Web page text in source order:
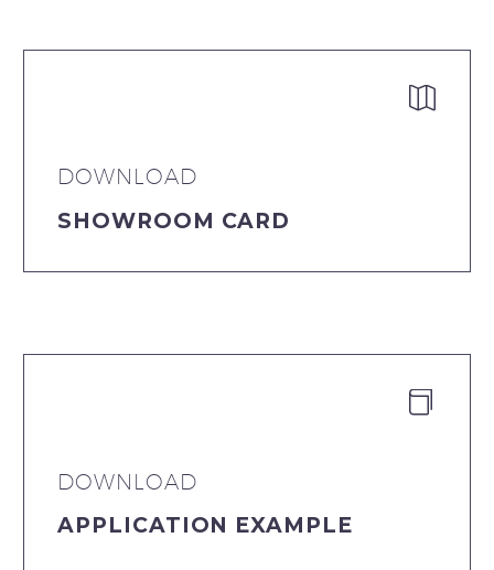


DOWNLOAD
SHOWROOM CARD


DOWNLOAD
APPLICATION EXAMPLE